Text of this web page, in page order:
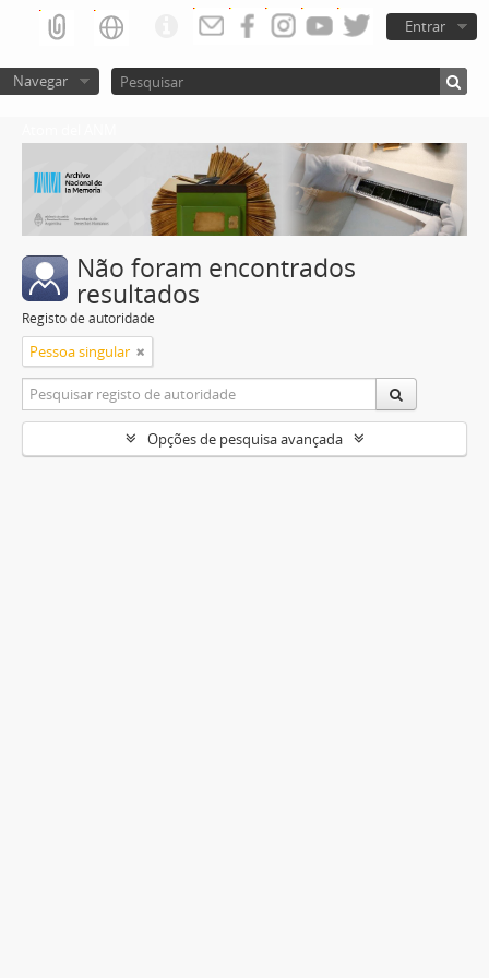
Entrar
Navegar
Não foram encontrados
resultados
Registo de autoridade
Pessoa singular
Opções de pesquisa avançada